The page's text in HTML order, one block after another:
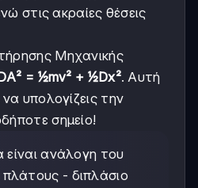
στις ακραίες θέσεις
Μηχανικής
= ½mv² + ½Dx². Αυτή
υπολογίζεις την
σημείο!
είναι ανάλογη του
- διπλάσιο